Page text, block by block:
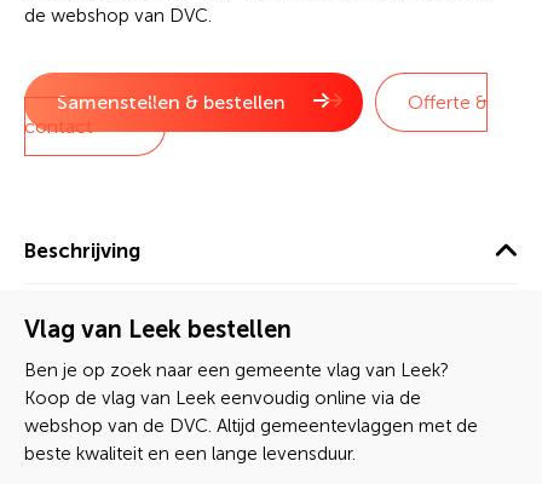
de webshop van DVC.
Samenstellen & bestellen
Offerte &
contact
Beschrijving
Vlag van Leek bestellen
Ben je op zoek naar een gemeente vlag van Leek?
Koop de vlag van Leek eenvoudig online via de
webshop van de DVC. Altijd gemeentevlaggen met de
beste kwaliteit en een lange levensduur.